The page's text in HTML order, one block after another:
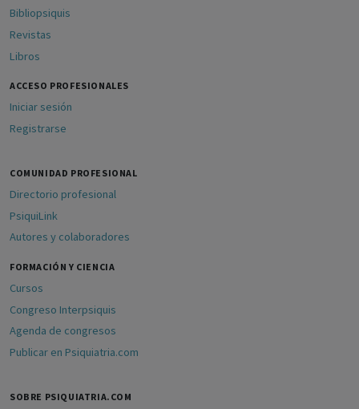
Bibliopsiquis
Revistas
Libros
ACCESO PROFESIONALES
Iniciar sesión
Registrarse
COMUNIDAD PROFESIONAL
Directorio profesional
PsiquiLink
Autores y colaboradores
FORMACIÓN Y CIENCIA
Cursos
Congreso Interpsiquis
Agenda de congresos
Publicar en Psiquiatria.com
SOBRE PSIQUIATRIA.COM